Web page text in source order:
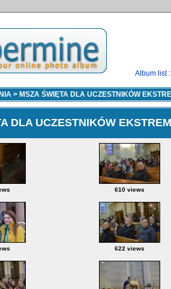
Album list
> MSZA ŚWIĘTA DLA UCZESTNIKÓW
DLA UCZESTNIKÓW
610 views
622 views